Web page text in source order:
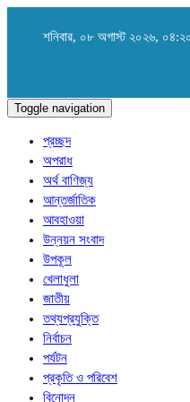
শনিবার, ০৮ অগাস্ট ২০২৬, ০৪:২০
Toggle navigation
প্রচ্ছদ
অপরাধ
অর্থ বাণিজ্য
আন্তর্জাতিক
আবহাওয়া
উন্নয়ন সংবাদ
উপকূল
খেলাধুলা
জাতীয়
তথ্যপ্রযুক্তি
নির্বাচন
পর্যটন
প্রকৃতি ও পরিবেশ
বিনোদন